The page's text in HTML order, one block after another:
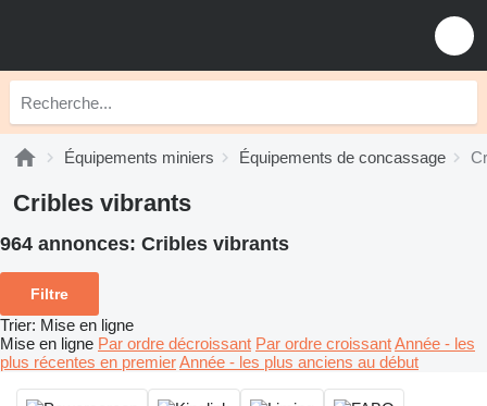
Équipements miniers Équipements de concassage
Cribles vibrants
964 annonces: Cribles vibrants
Filtre
Trier: Mise en ligne
Mise en ligne Par ordre décroissant Par ordre croissantAnnée - les
plus récentes en premierAnnée - les plus anciens au début